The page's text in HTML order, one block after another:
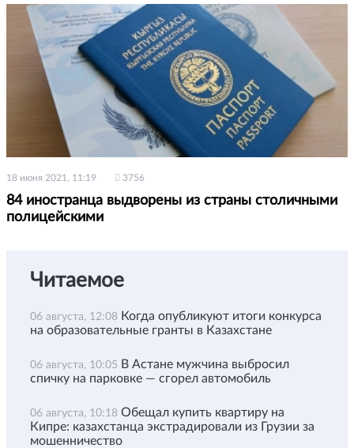
18 июня 2021, 11:19 3756
84 иностранца выдворены из страны столичными
полицейскими
Читаемое
06 августа, 12:08 Когда опубликуют итоги конкурса
на образовательные гранты в Казахстане
06 августа, 10:05 В Астане мужчина выбросил
спичку на парковке — сгорел автомобиль
06 августа, 10:18 Обещал купить квартиру на
Кипре: казахстанца экстрадировали из Грузии за
мошенничество